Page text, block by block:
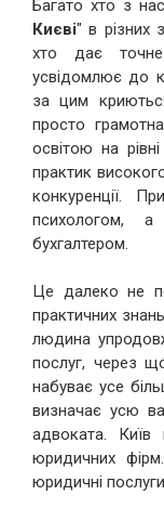
Багато хто з
Києві" в різних
хто дає
усвідомлює до
за цим
просто
освітою на
практик
конкуренції.
психологом,
бухгалтером.
Це далеко не
практичних
людина
послуг, через
набуває усе
визначає усю
адвоката. Київ
юридичних
юридичні послуги